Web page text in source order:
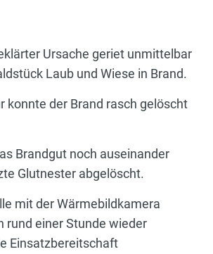
Ursache geriet unmittelbar
Laub und Wiese in Brand.
konnte der Brand rasch gelöscht
Brandgut noch auseinander
Glutnester abgelöscht.
mit der Wärmebildkamera
rund einer Stunde wieder
Einsatzbereitschaft